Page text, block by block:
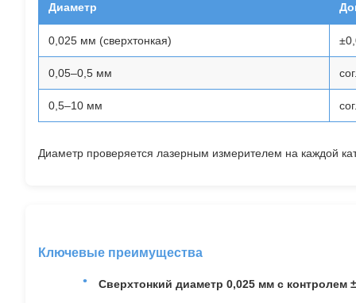
Диаметр
0,025 мм (сверхтонкая)
0,05–0,5 мм
0,5–10 мм
Диаметр проверяется лазерным измерителем на каждой
Ключевые преимущества
Сверхтонкий диаметр 0,025 мм с контролем